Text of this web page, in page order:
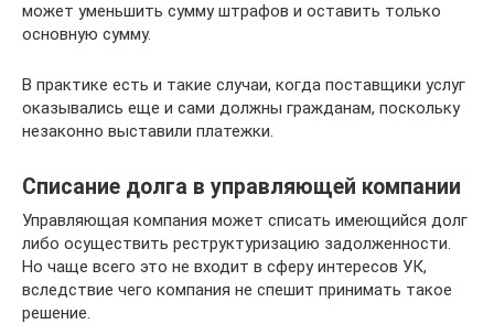
может уменьшить сумму штрафов и оставить только
основную сумму.
В практике есть и такие случаи, когда поставщики услуг
оказывались еще и сами должны гражданам, поскольку
незаконно выставили платежки.
Списание долга в управляющей компании
Управляющая компания может списать имеющийся долг
либо осуществить реструктуризацию задолженности.
Но чаще всего это не входит в сферу интересов УК,
вследствие чего компания не спешит принимать такое
решение.